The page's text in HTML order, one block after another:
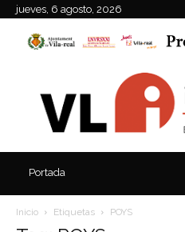
jueves, 6 agosto, 2026
Portada
Inicio Etiquetas POYS